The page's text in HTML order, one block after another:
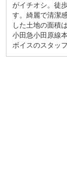
がイチオシ。徒
す。綺麗で清潔
した土地の面積
小田急小田原線
ボイスのスタッ